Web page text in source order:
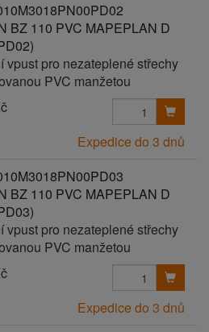
BZ 110 PVC MAPEPLAN D
vpust pro nezateplené střechy
PVC manžetou
Expedice do 3 dnů
BZ 110 PVC MAPEPLAN D
vpust pro nezateplené střechy
PVC manžetou
Expedice do 3 dnů